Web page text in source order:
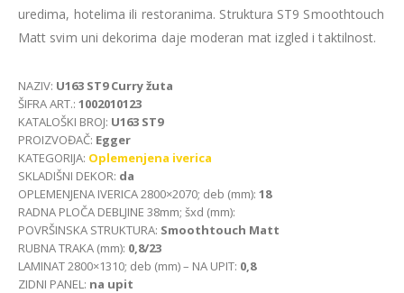
uredima, hotelima ili restoranima. Struktura ST9 Smoothtouch
Matt svim uni dekorima daje moderan mat izgled i taktilnost.
NAZIV: U163 ST9 Curry žuta
ŠIFRA ART.: 1002010123
KATALOŠKI BROJ: U163 ST9
PROIZVOĐAČ: Egger
KATEGORIJA: Oplemenjena iverica
SKLADIŠNI DEKOR: da
OPLEMENJENA IVERICA 2800×2070; deb (mm): 18
RADNA PLOČA DEBLJINE 38mm; šxd (mm):
POVRŠINSKA STRUKTURA: Smoothtouch Matt
RUBNA TRAKA (mm): 0,8/23
LAMINAT 2800×1310; deb (mm) – NA UPIT: 0,8
ZIDNI PANEL: na upit